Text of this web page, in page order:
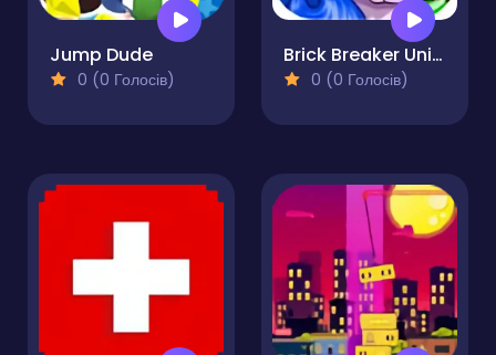
Jump Dude
0 (0 Голосів)
Brick Breaker Unicorn
0 (0 Голосів)